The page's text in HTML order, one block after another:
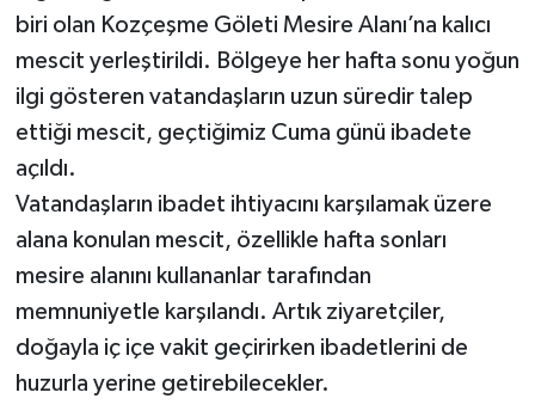
biri olan Kozçeşme Göleti Mesire Alanı’na kalıcı
mescit yerleştirildi. Bölgeye her hafta sonu yoğun
ilgi gösteren vatandaşların uzun süredir talep
ettiği mescit, geçtiğimiz Cuma günü ibadete
açıldı.
Vatandaşların ibadet ihtiyacını karşılamak üzere
alana konulan mescit, özellikle hafta sonları
mesire alanını kullananlar tarafından
memnuniyetle karşılandı. Artık ziyaretçiler,
doğayla iç içe vakit geçirirken ibadetlerini de
huzurla yerine getirebilecekler.
Siyaset
Tarım ve Ekonomi
Teknoloji
Ulusal
Yaşam